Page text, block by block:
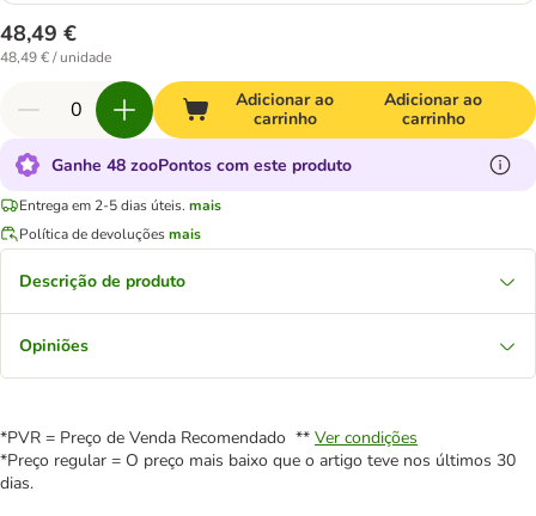
48,49 €
48,49 € / unidade
Adicionar ao
carrinho
Adicionar ao
carrinho
Ganhe 48 zooPontos com este produto
Entrega em 2-5 dias úteis. mais
Política de devoluçõesmais
Descrição de produto
Opiniões
*PVR = Preço de Venda Recomendado ** Ver condições
*Preço regular = O preço mais baixo que o artigo teve nos últimos 30
dias.